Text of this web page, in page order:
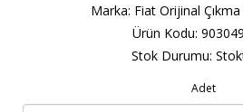
Marka: Fiat Orijinal
Ürün Kodu:
Stok Durumu:
Adet